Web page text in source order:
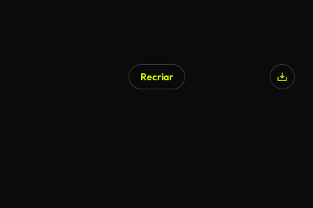
Recriar